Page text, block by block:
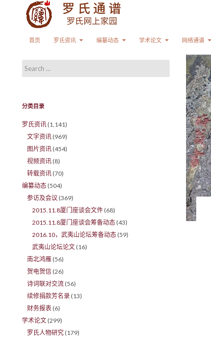
首页
罗氏资讯 编纂动态 学术论文 网络通谱
Search for:
分类目录
罗氏资讯 (1,141)
文字资讯 (969)
图片资讯 (454)
视频资讯 (8)
转载资讯 (70)
编纂动态 (504)
参访及会议 (369)
2015.11.8厦门座谈会文件 (68)
2015.11.8厦门座谈会筹备动态 (43)
2016.10，武夷山论坛筹备动态 (59)
武夷山论坛论文 (16)
南北鸿雁 (56)
贺电贺信 (26)
诗词联对交流 (56)
续修捐款芳名录 (13)
财务报表 (6)
学术论文 (299)
罗氏人物研究 (179)